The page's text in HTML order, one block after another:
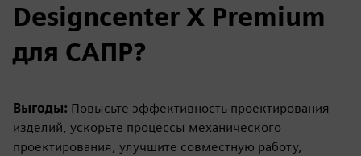
Designcenter X Premium
для САПР?
Выгоды: Повысьте эффективность проектирования
изделий, ускорьте процессы механического
проектирования, улучшите совместную работу,